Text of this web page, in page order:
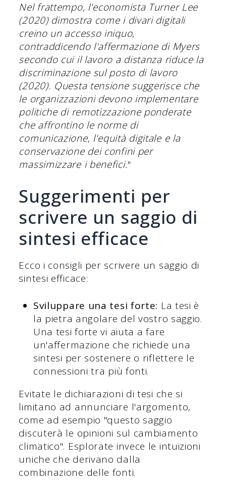
Nel frattempo, l'economista Turner Lee
(2020) dimostra come i divari digitali
creino un accesso iniquo,
contraddicendo l'affermazione di Myers
secondo cui il lavoro a distanza riduce la
discriminazione sul posto di lavoro
(2020). Questa tensione suggerisce che
le organizzazioni devono implementare
politiche di remotizzazione ponderate
che affrontino le norme di
comunicazione, l'equità digitale e la
conservazione dei confini per
massimizzare i benefici."
Suggerimenti per
scrivere un saggio di
sintesi efficace
Ecco i consigli per scrivere un saggio di
sintesi efficace:
Sviluppare una tesi forte: La tesi è
la pietra angolare del vostro saggio.
Una tesi forte vi aiuta a fare
un'affermazione che richiede una
sintesi per sostenere o riflettere le
connessioni tra più fonti.
Evitate le dichiarazioni di tesi che si
limitano ad annunciare l'argomento,
come ad esempio "questo saggio
discuterà le opinioni sul cambiamento
climatico". Esplorate invece le intuizioni
uniche che derivano dalla
combinazione delle fonti.